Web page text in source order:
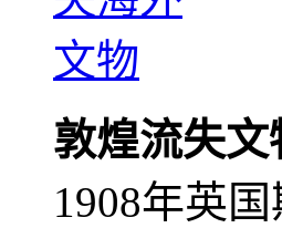
敦煌流失文
1908年英